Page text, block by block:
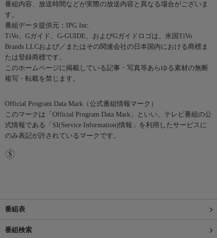
番組内容、放送時間などが実際の放送内容と異なる場合がございま
す。
番組データ提供元：IPG Inc.
TiVo、Gガイド、G-GUIDE、およびGガイドロゴは、米国TiVo
Brands LLCおよび／またはその関連会社の日本国内における商標ま
たは登録商標です。
このホームページに掲載している記事・写真等あらゆる素材の無断
複写・転載を禁じます。
Official Program Data Mark（公式番組情報マーク）
このマークは「Official Program Data Mark」といい、テレビ番組の公
式情報である「SI(Service Information)情報」を利用したサービスに
のみ表記が許されているマークです。
番組表
番組検索